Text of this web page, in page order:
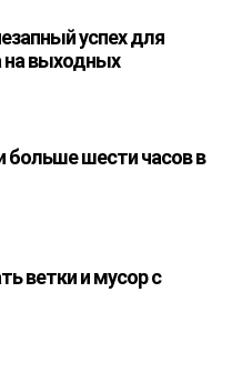
успех для
на выходных
больше шести часов в
ветки и мусор с